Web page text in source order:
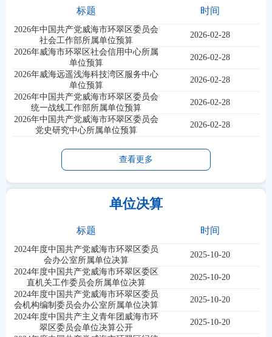
标题 时间
2026年中国共产党威海市环翠区委员会
社会工作部所属单位预算
2026-02-28
2026年威海市环翠区社会信用中心所属
单位预算
2026-02-28
2026年威海远遥浅海科技湾区服务中心
单位预算
2026-02-28
2026年中国共产党威海市环翠区委员会
统一战线工作部所属单位预算
2026-02-28
2026年中国共产党威海市环翠区委员会
党史研究中心所属单位预算
2026-02-28
查看更多
单位决算
标题 时间
2024年度中国共产党威海市环翠区委员
会办公室所属单位决算
2025-10-20
2024年度中国共产党威海市环翠区委区
直机关工作委员会所属单位决算
2025-10-20
2024年度中国共产党威海市环翠区委员
会机构编制委员会办公室所属单位决算
2025-10-20
2024年度中国共产主义青年团威海市环
翠区委员会单位决算公开
2025-10-20